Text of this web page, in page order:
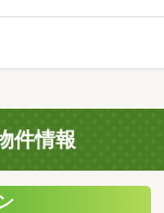
件情報